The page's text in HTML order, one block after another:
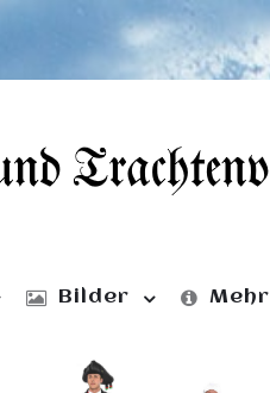
Bilder Mehr